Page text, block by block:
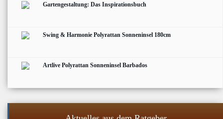
Gartengestaltung: Das Inspirationsbuch
Swing & Harmonie Polyrattan Sonneninsel 180cm
Artlive Polyrattan Sonneninsel Barbados